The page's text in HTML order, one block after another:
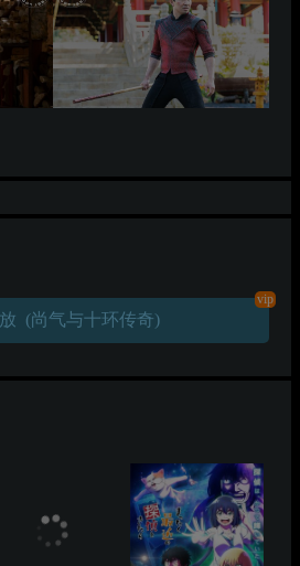
(尚气与十环传奇)
vip